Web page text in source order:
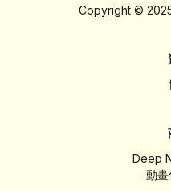
Copyright ©
Deep
動